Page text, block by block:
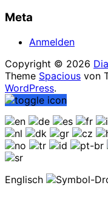
Meta
Anmelden
Copyright © 2026
Theme Spacious von
WordPress.
Englisch